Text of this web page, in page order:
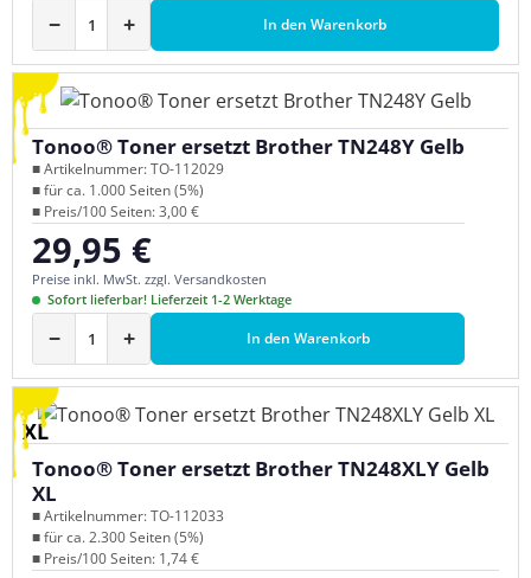
− + In den Warenkorb
Tonoo® Toner ersetzt Brother TN248Y Gelb
■ Artikelnummer: TO-112029
■ für ca. 1.000 Seiten (5%)
■ Preis/100 Seiten: 3,00 €
Regulärer Preis:
29,95 €
Preise inkl. MwSt. zzgl. Versandkosten
Sofort lieferbar! Lieferzeit 1-2 Werktage
− + In den Warenkorb
XL
Tonoo® Toner ersetzt Brother TN248XLY Gelb
XL
■ Artikelnummer: TO-112033
■ für ca. 2.300 Seiten (5%)
■ Preis/100 Seiten: 1,74 €